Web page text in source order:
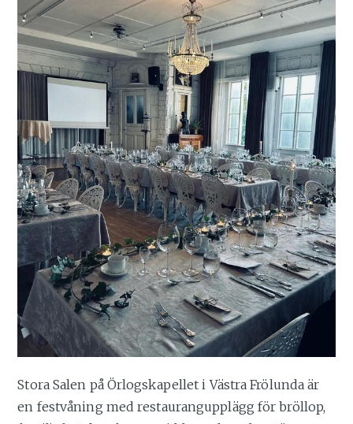
Stora Salen på Örlogskapellet i Västra Frölunda är
en festvåning med restaurangupplägg för bröllop,